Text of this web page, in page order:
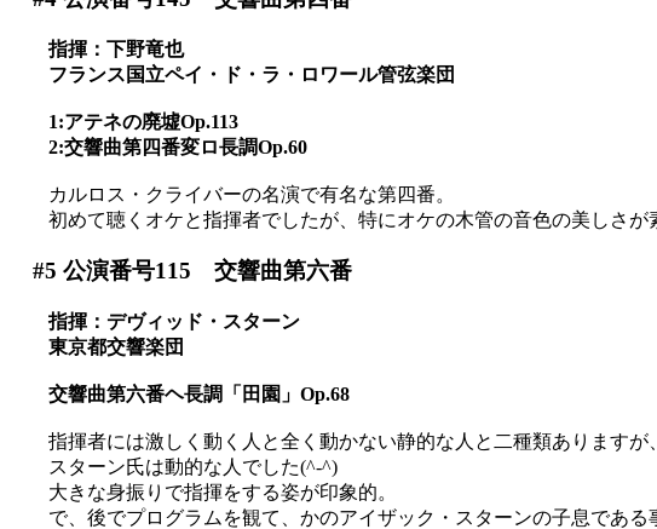
指揮：下野竜也
フランス国立ペイ・ド・ラ・ロワール管弦楽団
1:アテネの廃墟Op.113
2:交響曲第四番変ロ長調Op.60
カルロス・クライバーの名演で有名な第四番。
初めて聴くオケと指揮者でしたが、特にオケの木管の音色の美しさが
#5 公演番号115 交響曲第六番
指揮：デヴィッド・スターン
東京都交響楽団
交響曲第六番ヘ長調「田園」Op.68
指揮者には激しく動く人と全く動かない静的な人と二種類ありますが、
スターン氏は動的な人でした(^-^)
大きな身振りで指揮をする姿が印象的。
で、後でプログラムを観て、かのアイザック・スターンの子息である